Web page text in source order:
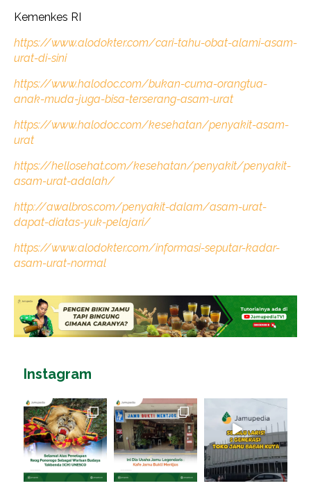
Kemenkes RI
https://www.alodokter.com/cari-tahu-obat-alami-asam-
urat-di-sini
https://www.halodoc.com/bukan-cuma-orangtua-
anak-muda-juga-bisa-terserang-asam-urat
https://www.halodoc.com/kesehatan/penyakit-asam-
urat
https://hellosehat.com/kesehatan/penyakit/penyakit-
asam-urat-adalah/
http://awalbros.com/penyakit-dalam/asam-urat-
dapat-diatas-yuk-pelajari/
https://www.alodokter.com/informasi-seputar-kadar-
asam-urat-normal
Instagram